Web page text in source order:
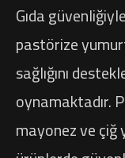
Gıda
pastörize
sağlığını
oynamaktadır.
mayonez ve